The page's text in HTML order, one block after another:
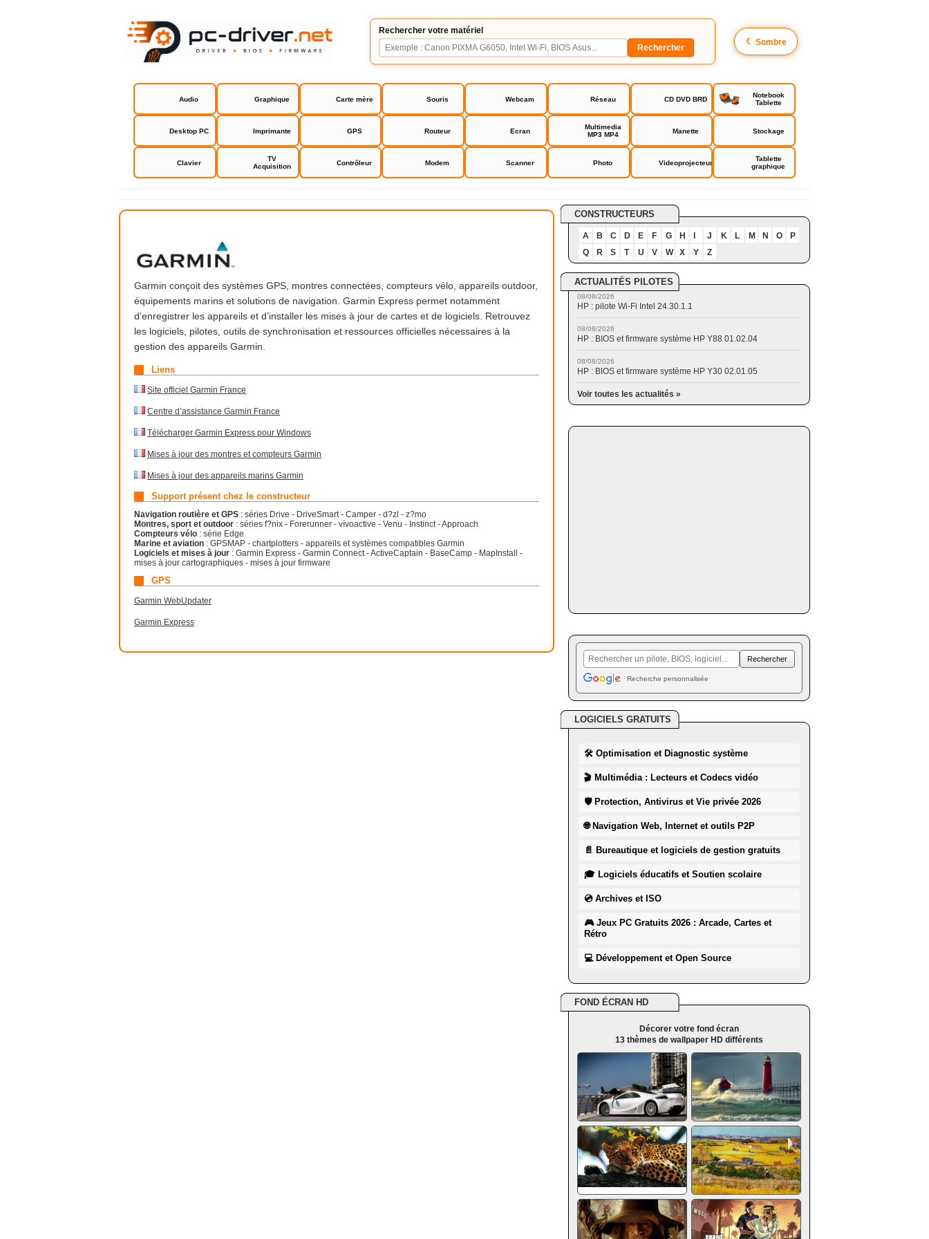
Rechercher votre matériel
☾ Sombre
Audio Graphique Carte mère Souris Webcam Réseau CD DVD BRD
Notebook
Tablette
Desktop PC Imprimante GPS Routeur Ecran
Multimedia
MP3 MP4
Manette Stockage
Clavier
TV
Acquisition
Contrôleur Modem Scanner Photo Videoprojecteur
Tablette
graphique
Garmin
Garmin conçoit des systèmes GPS, montres connectées, compteurs vélo, appareils outdoor,
équipements marins et solutions de navigation. Garmin Express permet notamment
d’enregistrer les appareils et d’installer les mises à jour de cartes et de logiciels. Retrouvez
les logiciels, pilotes, outils de synchronisation et ressources officielles nécessaires à la
gestion des appareils Garmin.
Liens
Site officiel Garmin France
Centre d’assistance Garmin France
Télécharger Garmin Express pour Windows
Mises à jour des montres et compteurs Garmin
Mises à jour des appareils marins Garmin
Support présent chez le constructeur
Navigation routière et GPS : séries Drive - DriveSmart - Camper - d?zl - z?mo
Montres, sport et outdoor : séries f?nix - Forerunner - vívoactive - Venu - Instinct - Approach
Compteurs vélo : série Edge
Marine et aviation : GPSMAP - chartplotters - appareils et systèmes compatibles Garmin
Logiciels et mises à jour : Garmin Express - Garmin Connect - ActiveCaptain - BaseCamp - MapInstall -
mises à jour cartographiques - mises à jour firmware
GPS
Garmin WebUpdater
Garmin Express
CONSTRUCTEURS
A B C D E F G H J K L M N O
P
Q
R S T U V W X Y Z
ACTUALITÉS PILOTES
08/08/2026
HP : pilote Wi-Fi Intel 24.30.1.1
08/08/2026
HP : BIOS et firmware système HP Y88 01.02.04
08/08/2026
HP : BIOS et firmware système HP Y30 02.01.05
Voir toutes les actualités »
Recherche personnalisée
LOGICIELS GRATUITS
🛠 Optimisation et Diagnostic système
🎬 Multimédia : Lecteurs et Codecs vidéo
🛡 Protection, Antivirus et Vie privée 2026
🌐 Navigation Web, Internet et outils P2P
📄 Bureautique et logiciels de gestion gratuits
🎓 Logiciels éducatifs et Soutien scolaire
💿 Archives et ISO
🎮 Jeux PC Gratuits 2026 : Arcade, Cartes et
Rétro
💻 Développement et Open Source
FOND ÉCRAN HD
Décorer votre fond écran
13 thèmes de wallpaper HD différents